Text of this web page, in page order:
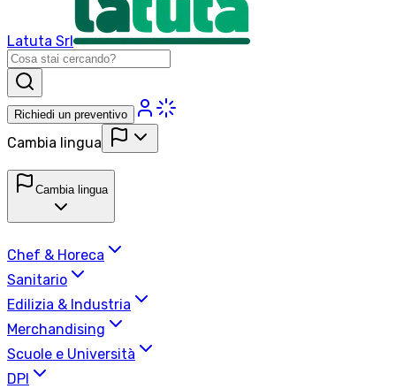
Latuta Srl
Richiedi un preventivo
Cambia lingua
Cambia lingua
Chef & Horeca
Sanitario
Edilizia & Industria
Merchandising
Scuole e Università
DPI